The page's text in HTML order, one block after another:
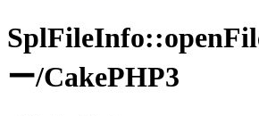
ー/CakePHP3